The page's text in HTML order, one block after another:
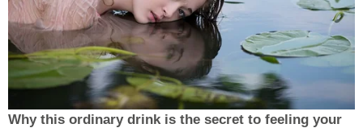
Why this ordinary drink is the secret to feeling your